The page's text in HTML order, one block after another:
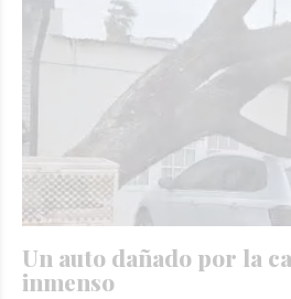
Un auto dañado por la
inmenso